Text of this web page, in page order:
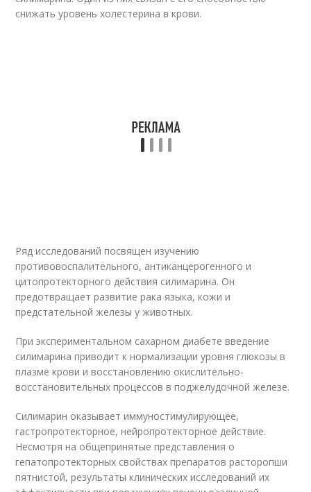
снижать уровень холестерина в крови.
Ряд исследований посвящен изучению
противовоспалительного, антиканцерогенного и
цитопротекторного действия силимарина. Он
предотвращает развитие рака языка, кожи и
предстательной железы у животных.
При экспериментальном сахарном диабете введение
силимарина приводит к нормализации уровня глюкозы в
плазме крови и восстановлению окислительно-
восстановительных процессов в поджелудочной железе.
Силимарин оказывает иммуностимулирующее,
гастропротекторное, нейропротекторное действие.
Несмотря на общепринятые представления о
гепатопротекторных свойствах препаратов расторопши
пятнистой, результаты клинических исследований их